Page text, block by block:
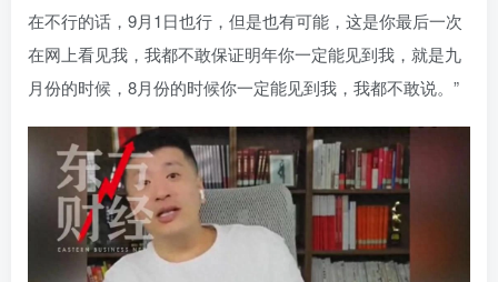
在不行的话，9月1日也行，但是也有可能，这是你最后一次
在网上看见我，我都不敢保证明年你一定能见到我，就是九
月份的时候，8月份的时候你一定能见到我，我都不敢说。”